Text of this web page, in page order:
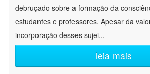
debruçado sobre a formação da
estudantes e professores. Apesar da
incorporação desses sujei...
leia mais